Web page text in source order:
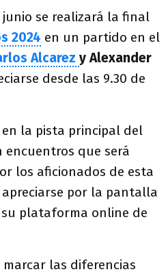
se realizará la final
2024 en un partido en el
Alcarez y Alexander
desde las 9.30 de
la pista principal del
encuentros que será
los aficionados de esta
por la pantalla
plataforma online de
las diferencias